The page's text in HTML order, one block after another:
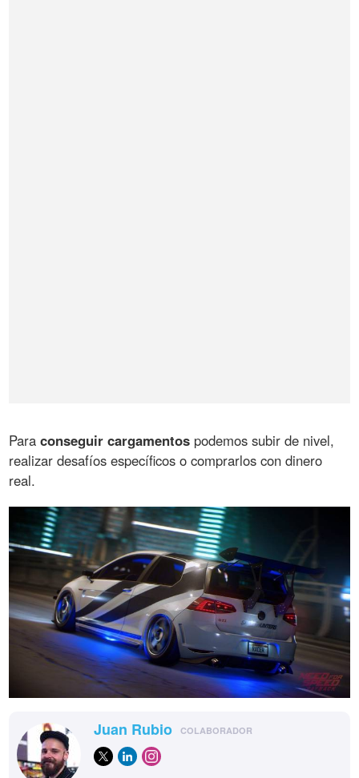
Paraconseguir cargamentos podemos subir de nivel,
realizar desafíos específicos o comprarlos con dinero
real.
Juan Rubio COLABORADOR